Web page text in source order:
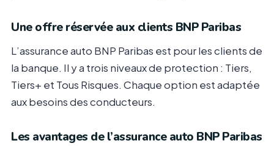
Une offre réservée aux clients BNP Paribas
L’assurance auto BNP Paribas est pour les clients de
la banque. Il y a trois niveaux de protection : Tiers,
Tiers+ et Tous Risques. Chaque option est adaptée
aux besoins des conducteurs.
Les avantages de l’assurance auto BNP Paribas